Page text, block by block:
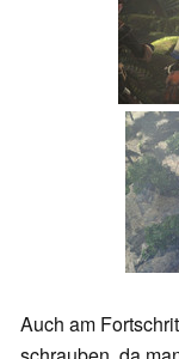
Auch am